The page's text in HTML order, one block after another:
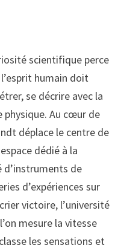
scientifique perce
humain doit
se décrire avec la
physique. Au cœur de
déplace le centre de
dédié à la
d’instruments de
d’expériences sur
victoire, l’université
mesure la vitesse
les sensations et